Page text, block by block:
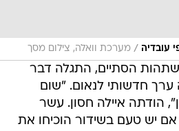
עובדיה / מערכת וואלה, צילום מסך
הסתיים, התגלה דבר
חדשותי לנאום. "שום
הודתה איילה חסון. עשר
יש טעם בשידור הוכיחו את